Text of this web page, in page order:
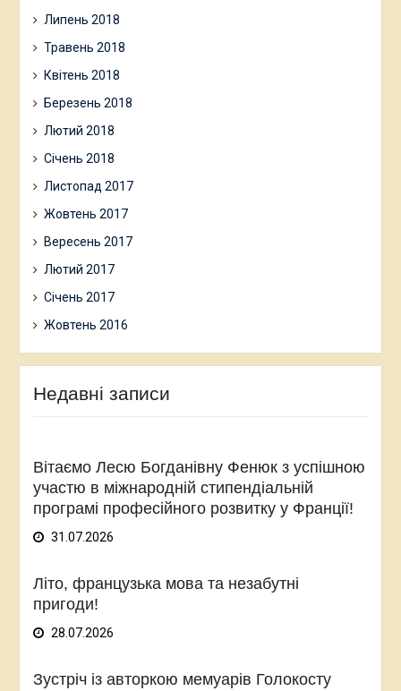
Липень 2018
Травень 2018
Квітень 2018
Березень 2018
Лютий 2018
Січень 2018
Листопад 2017
Жовтень 2017
Вересень 2017
Лютий 2017
Січень 2017
Жовтень 2016
Недавні записи
Вітаємо Лесю Богданівну Фенюк з успішною
участю в міжнародній стипендіальній
програмі професійного розвитку у Франції!
31.07.2026
Літо, французька мова та незабутні
пригоди!
28.07.2026
Зустріч із авторкою мемуарів Голокосту